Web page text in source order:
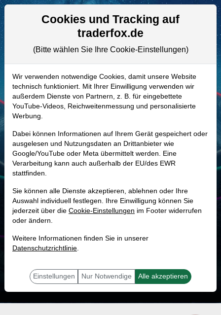
Aktien- und Artikelsuche
925345 | DVN–DEVON ENERGY
Aktie
Realtime-Aktienkurs:
- - -
-
Marktkapitalisierung 49,67 Mrd. USD
Unternehmenswert
Umsatz 17,19 Mrd. USD
79.2 %
mit dieser Aktie erfolgreich sein.
Cookies und Tracking auf
traderfox.de
(Bitte wählen Sie Ihre Cookie-Einstellungen)
Wir verwenden notwendige Cookies, damit unsere Website
technisch funktioniert. Mit Ihrer Einwilligung verwenden wir
außerdem Dienste von Partnern, z. B. für eingebettete
YouTube-Videos, Reichweitenmessung und personalisierte
Werbung.
Dabei können Informationen auf Ihrem Gerät gespeichert oder
ausgelesen und Nutzungsdaten an Drittanbieter wie
Google/YouTube oder Meta übermittelt werden. Eine
Verarbeitung kann auch außerhalb der EU/des EWR
stattfinden.
Sie können alle Dienste akzeptieren, ablehnen oder Ihre
Auswahl individuell festlegen. Ihre Einwilligung können Sie
jederzeit über die Cookie-Einstellungen im Footer widerrufen
oder ändern.
Weitere Informationen finden Sie in unserer
Datenschutzrichtlinie.
Einstellungen Nur Notwendige Alle akzeptieren